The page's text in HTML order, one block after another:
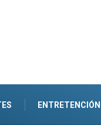
ENTRETENCIÓN